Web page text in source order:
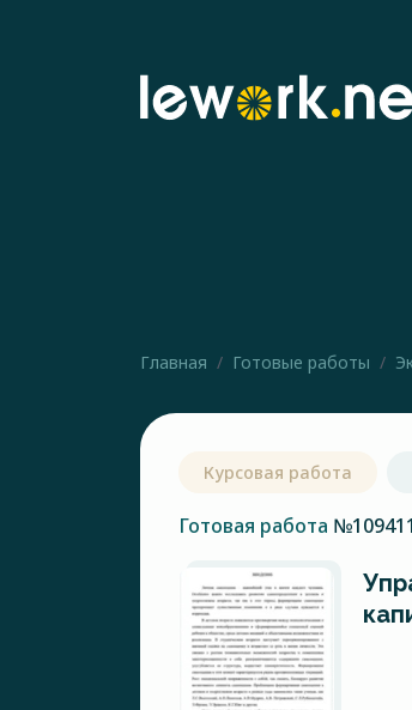
Главная Готовые работы
Курсовая работа
Готовая работа №109411